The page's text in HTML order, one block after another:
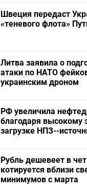
Швеция передаст
«теневого флота»
Литва заявила о
атаки по НАТО
украинским дроном
РФ увеличила
благодаря высокому
загрузке НПЗ--
Рубль дешевеет в
котируется вблизи
минимумов с марта